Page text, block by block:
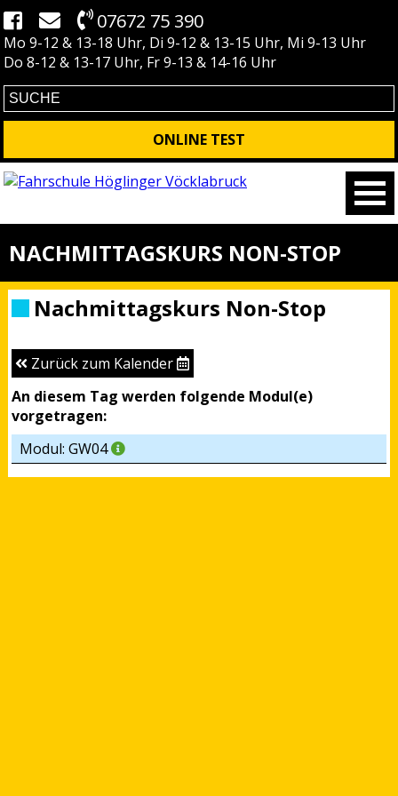
07672 75 390
Mo 9-12 & 13-18 Uhr, Di 9-12 & 13-15 Uhr, Mi 9-13 Uhr
Do 8-12 & 13-17 Uhr, Fr 9-13 & 14-16 Uhr
ONLINE TEST
NACHMITTAGSKURS NON-STOP
Nachmittagskurs Non-Stop
Zurück zum Kalender
An diesem Tag werden folgende Modul(e)
vorgetragen:
Modul: GW04